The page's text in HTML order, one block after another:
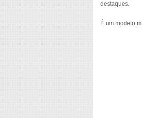
destaques.
É um modelo